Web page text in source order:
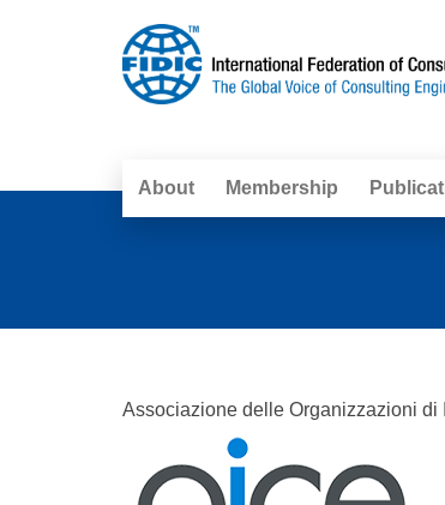
About Membership
Associazione delle Organizzazioni di